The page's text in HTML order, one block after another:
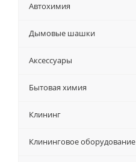
Автохимия
Дымовые шашки
Аксессуары
Бытовая химия
Клининг
Клининговое оборудование